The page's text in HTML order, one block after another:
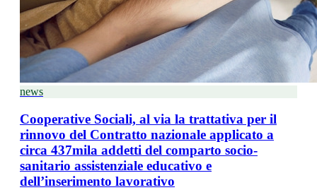
news
Cooperative Sociali, al via la trattativa per il
rinnovo del Contratto nazionale applicato a
circa 437mila addetti del comparto socio-
sanitario assistenziale educativo e
dell’inserimento lavorativo